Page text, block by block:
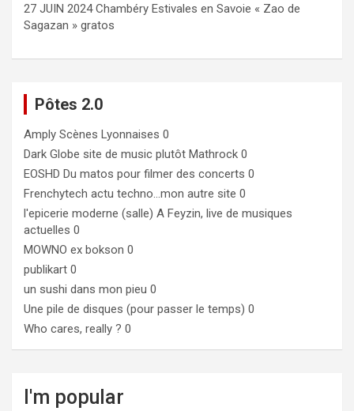
27 JUIN 2024 Chambéry Estivales en Savoie « Zao de
Sagazan » gratos
Pôtes 2.0
Amply Scènes Lyonnaises 0
Dark Globe site de music plutôt Mathrock 0
EOSHD Du matos pour filmer des concerts 0
Frenchytech actu techno…mon autre site 0
l'epicerie moderne (salle) A Feyzin, live de musiques
actuelles 0
MOWNO ex bokson 0
publikart 0
un sushi dans mon pieu 0
Une pile de disques (pour passer le temps) 0
Who cares, really ? 0
I'm popular